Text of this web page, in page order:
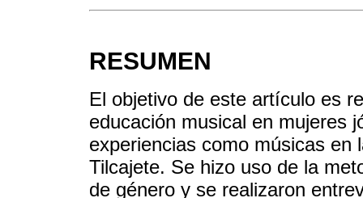
RESUMEN
El objetivo de este artículo es
educación musical en mujeres
experiencias como músicas
Tilcajete. Se hizo uso de la
de género y se realizaron